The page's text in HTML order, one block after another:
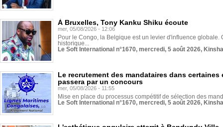
À Bruxelles, Tony Kanku Shiku écoute
mer, 05/08/2026 - 12:06
Pour le Congo, la Belgique est un levier d'influence globale.
historique...
Le Soft International n°1670, mercredi, 5 août 2026,
Le recrutement des mandataires dans
passera par un concours
mer, 05/08/2026 - 11:55
Mise en place du processus compétitif de sélection des
Le Soft International n°1670, mercredi, 5 août 2026,